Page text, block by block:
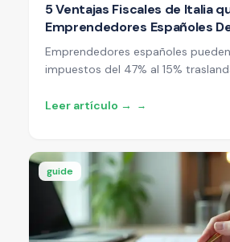
5 Ventajas Fiscales de Italia
Emprendedores Españoles
2025 | YourBusinessInItaly
Emprendedores españoles
impuestos del 47% al 15%
casos de éxito y pasos concretos
Leer artículo → →
guide